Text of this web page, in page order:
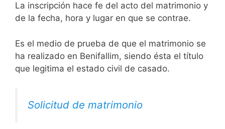
La inscripción hace fe del acto del matrimonio y
de la fecha, hora y lugar en que se contrae.
Es el medio de prueba de que el matrimonio se
ha realizado en Benifallim, siendo ésta el título
que legitima el estado civil de casado.
Solicitud de matrimonio